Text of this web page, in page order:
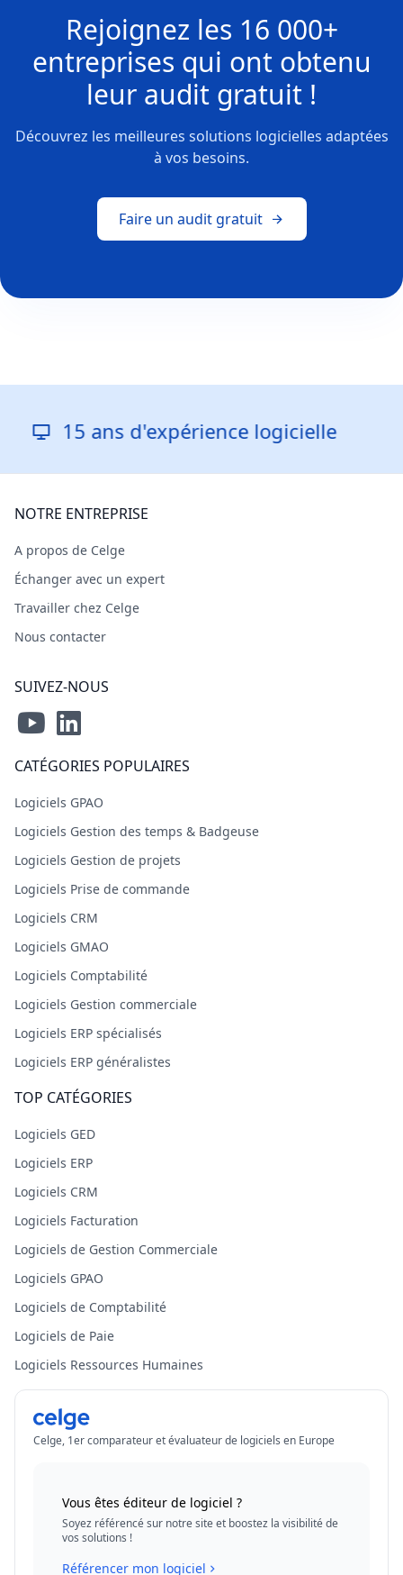
Rejoignez les 16 000+
entreprises qui ont obtenu
leur audit gratuit !
Découvrez les meilleures solutions logicielles adaptées
à vos besoins.
Faire un audit gratuit
d'expérience logicielle
NOTRE ENTREPRISE
A propos de Celge
Échanger avec un expert
Travailler chez Celge
Nous contacter
SUIVEZ-NOUS
CATÉGORIES POPULAIRES
Logiciels GPAO
Logiciels Gestion des temps & Badgeuse
Logiciels Gestion de projets
Logiciels Prise de commande
Logiciels CRM
Logiciels GMAO
Logiciels Comptabilité
Logiciels Gestion commerciale
Logiciels ERP spécialisés
Logiciels ERP généralistes
TOP CATÉGORIES
Logiciels GED
Logiciels ERP
Logiciels CRM
Logiciels Facturation
Logiciels de Gestion Commerciale
Logiciels GPAO
Logiciels de Comptabilité
Logiciels de Paie
Logiciels Ressources Humaines
Celge, 1er comparateur et évaluateur de logiciels en Europe
Vous êtes éditeur de logiciel ?
Soyez référencé sur notre site et boostez la visibilité de
vos solutions !
Référencer mon logiciel